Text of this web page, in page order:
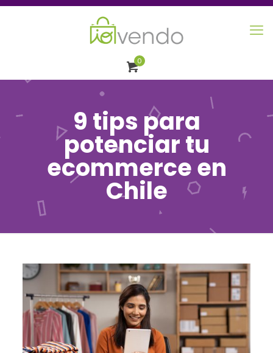
0
9 tips para
potenciar tu
ecommerce en
Chile